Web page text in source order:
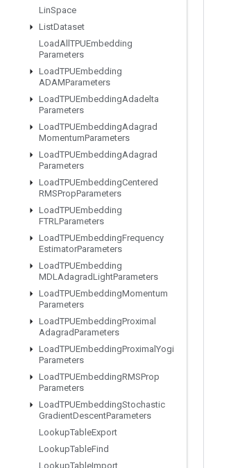
LinSpace
ListDataset
LoadAll TPUEmbedding
Parameters
LoadTPUEmbedding
ADAMParameters
LoadTPUEmbeddingAdadelta
Parameters
LoadTPUEmbeddingAdagrad
MomentumParameters
LoadTPUEmbeddingAdagrad
Parameters
LoadTPUEmbeddingCentered
RMSPropParameters
LoadTPUEmbedding
FTRLParameters
LoadTPUEmbeddingFrequency
EstimatorParameters
LoadTPUEmbedding
MDLAdagradLightParameters
LoadTPUEmbeddingMomentum
Parameters
LoadTPUEmbeddingProximal
AdagradParameters
LoadTPUEmbeddingProximal Yogi
Parameters
LoadTPUEmbeddingRMSProp
Parameters
LoadTPUEmbeddingStochastic
GradientDescentParameters
LookupTableExport
LookupTableFind
LookupTableImport